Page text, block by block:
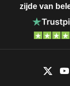
zijde van